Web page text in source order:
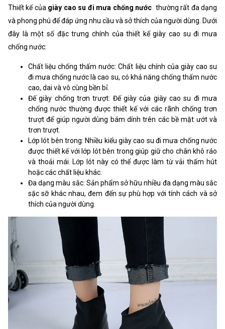
Thiết kế của giày cao su đi mưa chống nước thường rất đa dạng
và phong phú để đáp ứng nhu cầu và sở thích của người dùng. Dưới
đây là một số đặc trưng chính của thiết kế giày cao su đi mưa
chống nước:
Chất liệu chống thấm nước: Chất liệu chính của giày cao su
đi mưa chống nước là cao su, có khả năng chống thấm nước
cao, dai và vô cùng bền bỉ.
Đế giày chống trơn trượt: Đế giày của giày cao su đi mưa
chống nước thường được thiết kế với các rãnh chống trơn
trượt để giúp người dùng bám dính trên các bề mặt ướt và
trơn trượt.
Lớp lót bên trong: Nhiều kiểu giày cao su đi mưa chống nước
được thiết kế với lớp lót bên trong giúp giữ cho chân khô ráo
và thoải mái. Lớp lót này có thể được làm từ vải thấm hút
hoặc các chất liệu khác.
Đa dạng màu sắc: Sản phẩm sở hữu nhiều đa dạng màu sắc
sặc sỡ khác nhau, đem đến sự phù hợp với tính cách và sở
thích của người dùng.